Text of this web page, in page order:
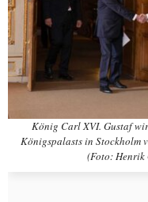
König Carl XVI. Gustaf
Königspalasts in Stockholm
(Foto: